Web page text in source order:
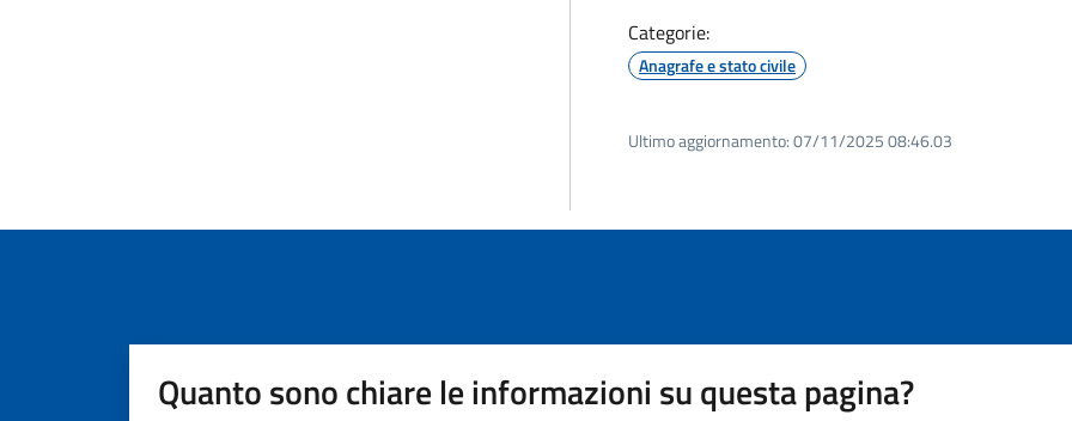
Categorie:
Anagrafe e stato civile
Ultimo aggiornamento:07/11/2025 08:46.03
Quanto sono chiare le informazioni su questa pagina?